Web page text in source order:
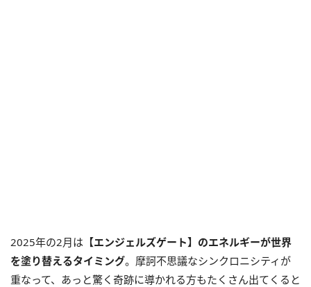
2025年の2月は 【エンジェルズゲート】のエネルギーが世界
を塗り替えるタイミング。摩訶不思議なシンクロニシティが
重なって、あっと驚く奇跡に導かれる方もたくさん出てくると